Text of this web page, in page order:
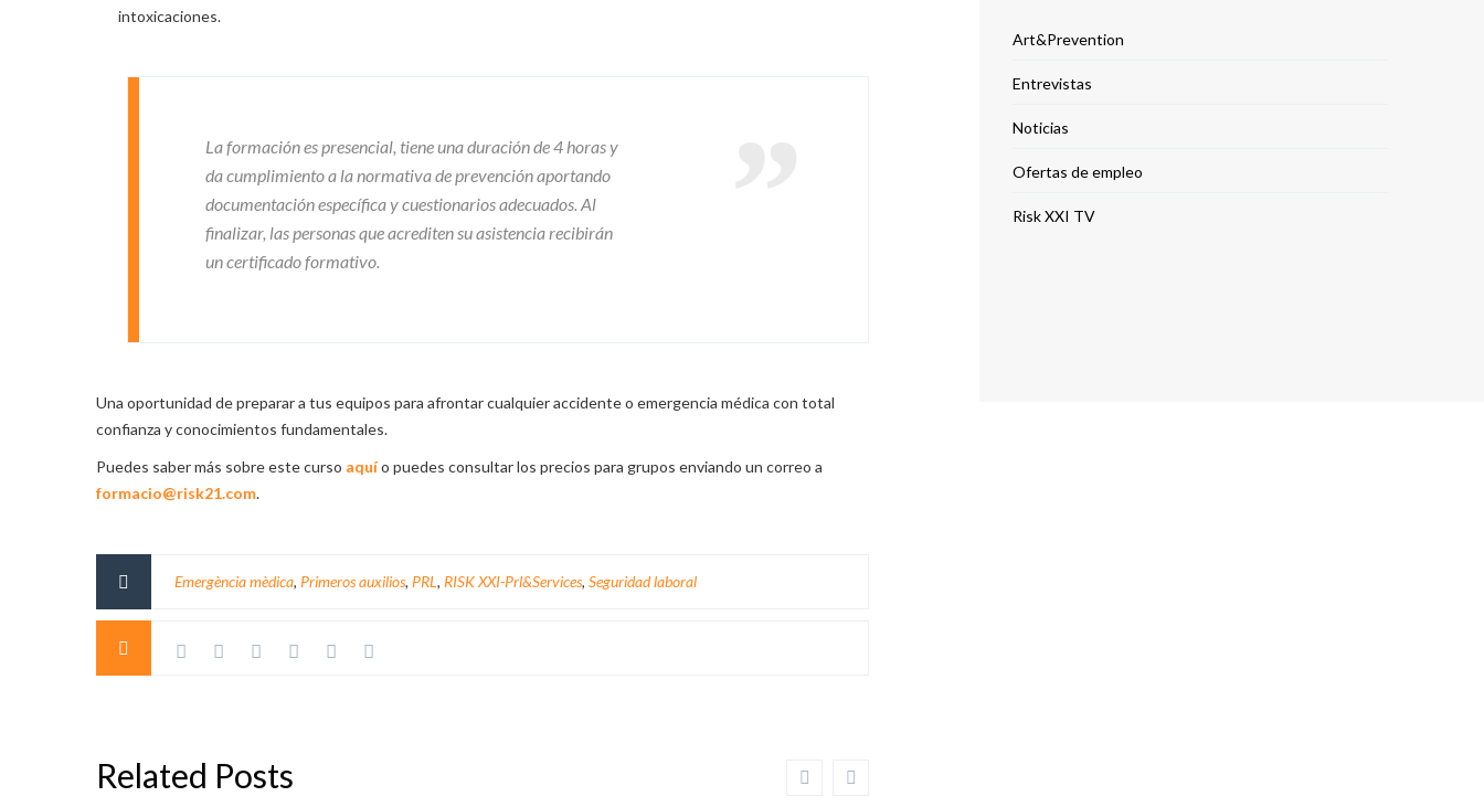
intoxicaciones.
La formación es presencial, tiene una duración de 4 horas y
da cumplimiento a la normativa de prevención aportando
documentación específica y cuestionarios adecuados. Al
finalizar, las personas que acrediten su asistencia recibirán
un certificado formativo.
Una oportunidad de preparar a tus equipos para afrontar cualquier accidente o emergencia médica con total
confianza y conocimientos fundamentales.
Puedes saber más sobre este curso aquío puedes consultar los precios para grupos enviando un correo a
formacio@risk21.com.
Emergència mèdica, Primeros auxilios, PRL, RISK XXI-Prl&Services, Seguridad laboral
Related Posts
Art&Prevention
Entrevistas
Noticias
Ofertas de empleo
Risk XXI TV